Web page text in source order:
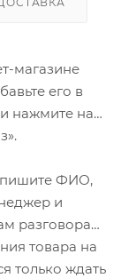
магазине
его в
нажмите на
ФИО,
и
разговора
товара на
только ждать